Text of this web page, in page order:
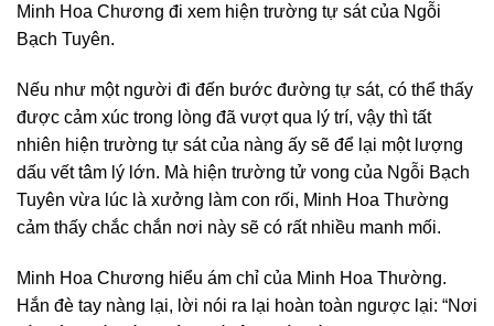
Minh Hoa Chương đi xem hiện trường tự sát của Ngỗi
Bạch Tuyên.
Nếu như một người đi đến bước đường tự sát, có thể thấy
được cảm xúc trong lòng đã vượt qua lý trí, vậy thì tất
nhiên hiện trường tự sát của nàng ấy sẽ để lại một lượng
dấu vết tâm lý lớn. Mà hiện trường tử vong của Ngỗi Bạch
Tuyên vừa lúc là xưởng làm con rối, Minh Hoa Thường
cảm thấy chắc chắn nơi này sẽ có rất nhiều manh mối.
Minh Hoa Chương hiểu ám chỉ của Minh Hoa Thường.
Hắn đè tay nàng lại, lời nói ra lại hoàn toàn ngược lại: “Nơi